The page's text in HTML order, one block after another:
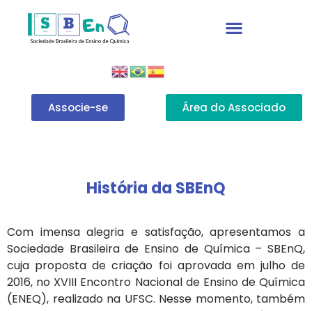
Associe-se Área do Associado
História da SBEnQ
Com imensa alegria e satisfação, apresentamos a
Sociedade Brasileira de Ensino de Química – SBEnQ,
cuja proposta de criação foi aprovada em julho de
2016, no XVIII Encontro Nacional de Ensino de Química
(ENEQ), realizado na UFSC. Nesse momento, também